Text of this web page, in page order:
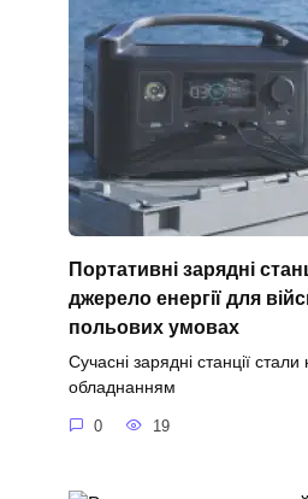
Портативні зарядні
джерело енергії для
польових умовах
Сучасні зарядні станції
обладнанням
0 19